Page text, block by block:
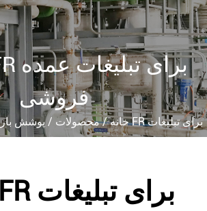
فروشی
خانه/محصولات /پوشش پوشش FR برای تبلیغات
پوشش FR برای تبلیغات